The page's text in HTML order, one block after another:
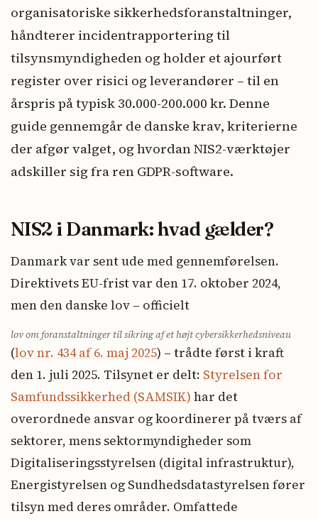
organisatoriske sikkerhedsforanstaltninger,
håndterer incidentrapportering til
tilsynsmyndigheden og holder et ajourført
register over risici og leverandører – til en
årspris på typisk 30.000-200.000 kr. Denne
guide gennemgår de danske krav, kriterierne
der afgør valget, og hvordan NIS2-værktøjer
adskiller sig fra ren GDPR-software.
NIS2 i Danmark: hvad gælder?
Danmark var sent ude med gennemførelsen.
Direktivets EU-frist var den 17. oktober 2024,
men den danske lov – officielt
lov om foranstaltninger til sikring af et højt cybersikkerhedsniveau
(lov nr. 434 af 6. maj 2025) – trådte først i kraft
den 1. juli 2025. Tilsynet er delt: Styrelsen for
Samfundssikkerhed (SAMSIK) har det
overordnede ansvar og koordinerer på tværs af
sektorer, mens sektormyndigheder som
Digitaliseringsstyrelsen (digital infrastruktur),
Energistyrelsen og Sundhedsdatastyrelsen fører
tilsyn med deres områder. Omfattede